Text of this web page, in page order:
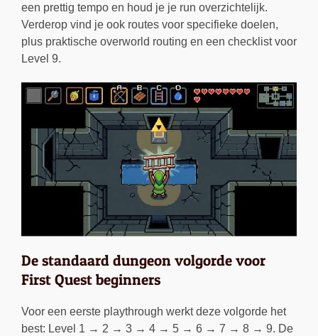
een prettig tempo en houd je je run overzichtelijk.
Verderop vind je ook routes voor specifieke doelen,
plus praktische overworld routing en een checklist voor
Level 9.
De standaard dungeon volgorde voor
First Quest beginners
Voor een eerste playthrough werkt deze volgorde het
best: Level 1 → 2 → 3 → 4 → 5 → 6 → 7 → 8 → 9. De